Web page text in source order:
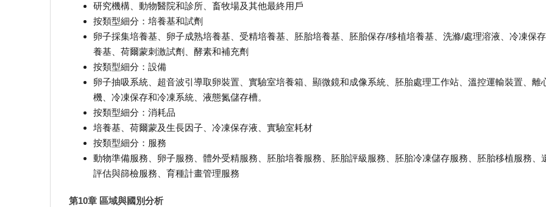
研究機構、動物醫院和診所、畜牧場及其他最終用戶
按類型細分：培養基和試劑
卵子採集培養基、卵子成熟培養基、受精培養基、胚胎培養基、胚胎保存/移植培養基、洗滌/處理溶液、冷凍保
養基、荷爾蒙刺激試劑、酵素和補充劑
按類型細分：設備
卵子抽吸系統、超音波引導取卵裝置、實驗室培養箱、顯微鏡和成像系統、胚胎處理工作站、溫控運輸裝置、離
機、冷凍保存和冷凍系統、液態氮儲存槽。
按類型細分：消耗品
培養基、荷爾蒙及生長因子、冷凍保存液、實驗室耗材
按類型細分：服務
動物準備服務、卵子服務、體外受精服務、胚胎培養服務、胚胎評級服務、胚胎冷凍儲存服務、胚胎移植服務、
評估與篩檢服務、育種計畫管理服務
第10章 區域與國別分析